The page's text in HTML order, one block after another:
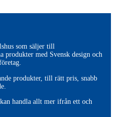
som säljer till
produkter med Svensk design och
produkter, till rätt pris, snabb
handla allt mer ifrån ett och